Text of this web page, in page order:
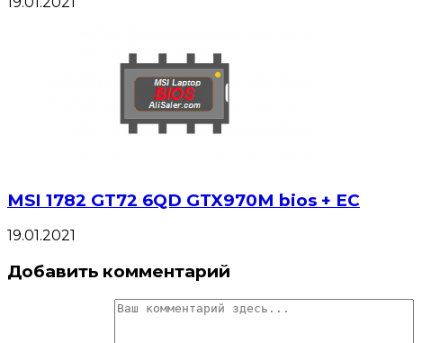
MSI 1782 GT72 6QD GTX970M bios + EC
19.01.2021
Добавить комментарий